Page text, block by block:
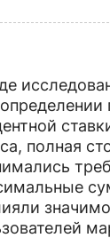
полная